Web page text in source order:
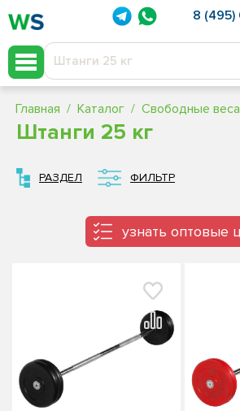
8 (495)
Главная Каталог Свободные веса
Штанги 25 кг
РАЗДЕЛ ФИЛЬТР
узнать оптовые